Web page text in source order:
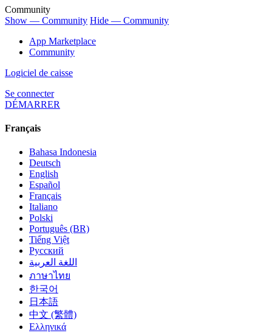
Community
Show — Community Hide — Community
App Marketplace
Community
Logiciel de caisse
Se connecter
DÉMARRER
Français
Bahasa Indonesia
Deutsch
English
Español
Français
Italiano
Polski
Português (BR)
Tiếng Việt
Русский
اللغة العربية
ภาษาไทย
한국어
日本語
中文 (繁體)
Ελληνικά